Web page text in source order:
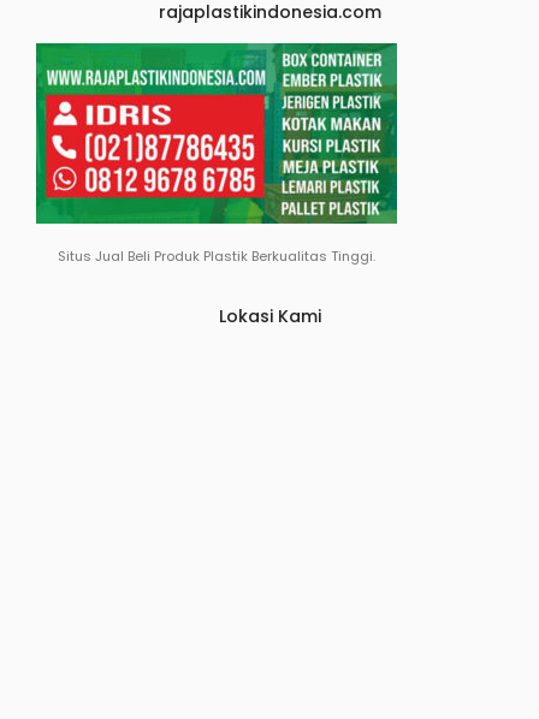
rajaplastikindonesia.com
Situs Jual Beli Produk Plastik Berkualitas Tinggi.
Lokasi Kami